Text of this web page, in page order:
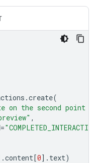
.create(
on the second point
,
=
.content[0] . text)